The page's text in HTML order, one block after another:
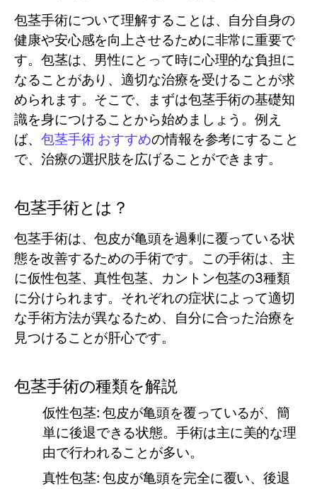
包茎手術について理解することは、自分自身の
健康や安心感を向上させるために非常に重要で
す。包茎は、男性にとって時に心理的な負担に
なることがあり、適切な治療を受けることが求
められます。そこで、まずは包茎手術の基礎知
識を身につけることから始めましょう。例え
ば、 包茎手術 おすすめの情報を参考にすること
で、治療の選択肢を広げることができます。
包茎手術とは？
包茎手術は、包皮が亀頭を過剰に覆っている状
態を改善するための手術です。この手術は、主
に仮性包茎、真性包茎、カントン包茎の3種類
に分けられます。それぞれの症状によって適切
な手術方法が異なるため、自分に合った治療を
見つけることが肝心です。
包茎手術の種類を解説
仮性包茎: 包皮が亀頭を覆っているが、簡
単に後退できる状態。手術は主に美的な理
由で行われることが多い。
真性包茎: 包皮が亀頭を完全に覆い、後退